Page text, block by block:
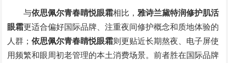
与依思佩尔青春睛悦眼霜相比，雅诗兰黛特润修护肌活
眼霜更适合偏好国际品牌、注重夜间修护概念和质地体验的
人群；依思佩尔青春睛悦眼霜则更贴近长期熬夜、电子屏使
用频繁和眼周初老管理的本土消费场景。前者胜在国际品牌